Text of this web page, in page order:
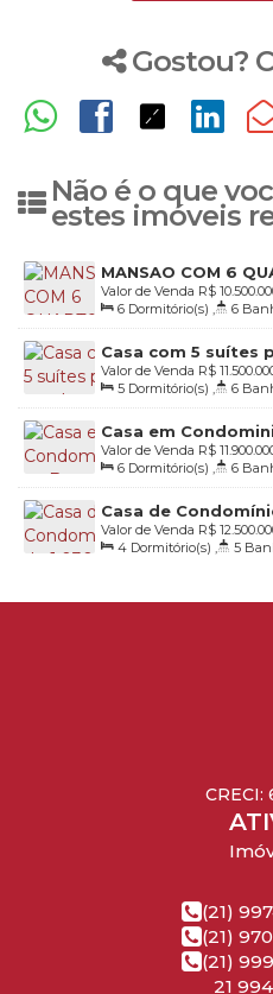
Gostou?
Não é o que
estes imóveis
MANSAO COM 6
CONDOMINIO DEL
R$
Valor de Venda
Lago, 22793-100, Barra da
Brasil
6 Dormitório(s) , 6
Total: 1200.00m² , 2
Casa com 5 suítes
Santa Mônica
R$
Valor de Venda
Condomínio Santa Monica
Rio de Janeiro, Rio de
5 Dormitório(s) , 6
Total: 800.00m² , 4 Vaga(s)
Casa em
Sendo 5 Suites
R$
Valor de Venda
da Tijuca, Rio de Janeiro,
6 Dormitório(s) , 6
800.00m² , 4 Vaga(s) ,
Casa de
na Barra da Tijuca,
R$
Valor de Venda
000, Barra da Tijuca, Rio
4 Dormitório(s) , 5
CRECI:
(21)
(21)
(21)
21